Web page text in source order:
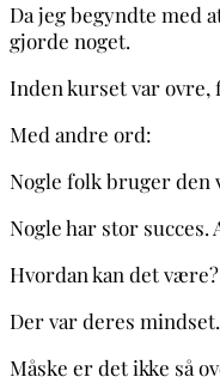
Da jeg begyndte med
gjorde noget.
Inden kurset var ovre,
Med andre ord:
Nogle folk bruger
Nogle har stor succes.
Hvordan kan det
Der var deres
Måske er det ikke så